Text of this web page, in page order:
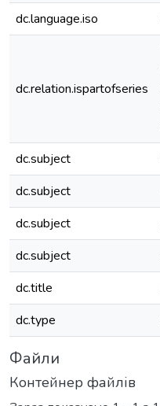
dc.language.iso
dc.relation.ispartofseries
dc.subject
dc.subject
dc.subject
dc.subject
dc.title
dc.type
Файли
Контейнер файлів